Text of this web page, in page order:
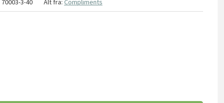
70003-3-40 Alt fra: Compliments